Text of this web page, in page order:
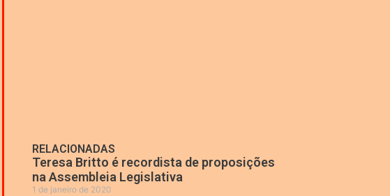
RELACIONADAS
Teresa Britto é recordista de proposições
na Assembleia Legislativa
1 de janeiro de 2020